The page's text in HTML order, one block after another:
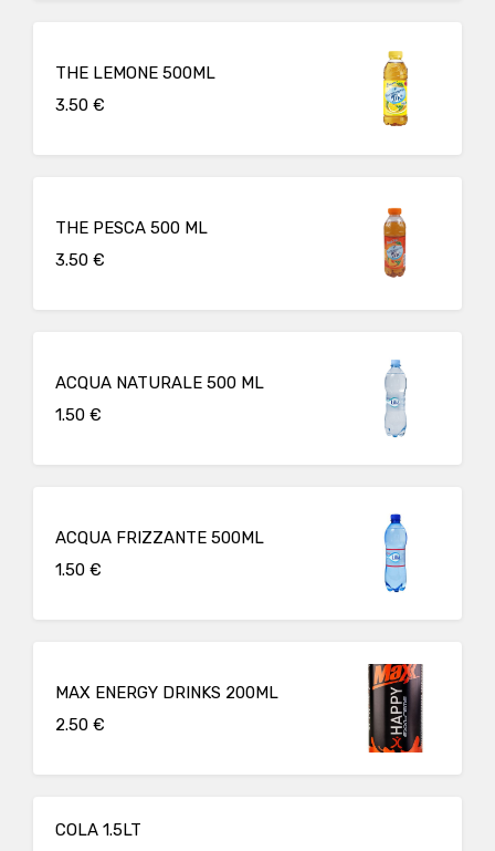
THE LEMONE 500ML
3.50 €
THE PESCA 500 ML
3.50 €
ACQUA NATURALE 500 ML
1.50 €
ACQUA FRIZZANTE 500ML
1.50 €
MAX ENERGY DRINKS 200ML
2.50 €
COLA 1.5LT